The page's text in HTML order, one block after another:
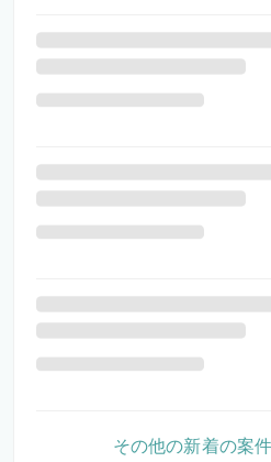
その他の新着の案